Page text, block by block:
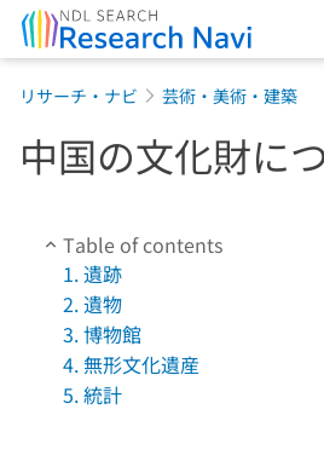
リサーチ・ナビ 芸術・美術・建築
中国の文化財に
Table of contents
1. 遺跡
2. 遺物
3. 博物館
4. 無形文化遺産
5. 統計